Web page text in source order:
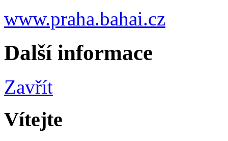
www.praha.bahai.cz
Další informace
Zavřít
Vítejte